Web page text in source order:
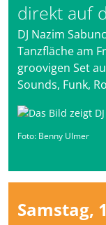
direkt auf
DJ Nazim
Tanzfläche am
groovigen Set
Sounds, Funk,
Foto: Benny Ulmer
Samstag,